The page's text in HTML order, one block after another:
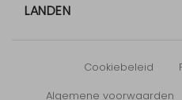
LANDEN
Cookiebeleid
Algemene voorwaarden